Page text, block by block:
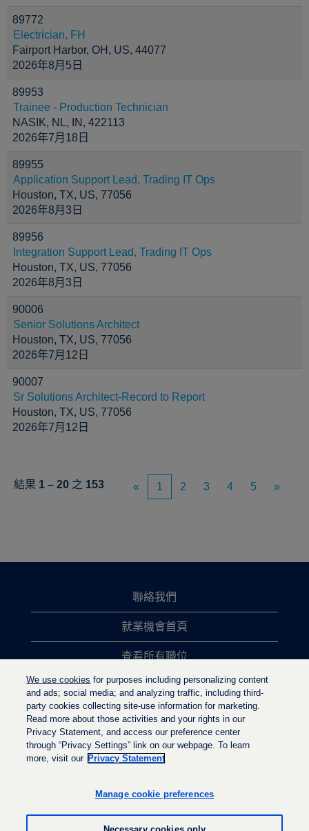
89772
Electrician, FH
Fairport Harbor, OH, US, 44077
2026年8月5日
89953
Trainee - Production Technician
NASIK, NL, IN, 422113
2026年7月18日
89955
Application Support Lead, Trading IT Ops
Houston, TX, US, 77056
2026年8月3日
89956
Integration Support Lead, Trading IT Ops
Houston, TX, US, 77056
2026年8月3日
90006
Senior Solutions Architect
Houston, TX, US, 77056
2026年7月12日
90007
Sr Solutions Architect-Record to Report
Houston, TX, US, 77056
2026年7月12日
結果 1 – 20 之 153 « 1 2 3 4 5 »
聯絡我們
就業機會首頁
查看所有職位
熱門職位搜尋
隱私權政策
的
引
標
的
引
We use cookies for purposes including personalizing content
and ads; social media; and analyzing traffic, including third-
party cookies collecting site-use information for marketing.
Read more about those activities and your rights in our
Privacy Statement, and access our preference center
through “Privacy Settings” link on our webpage. To learn
more, visit our Privacy Statement
Manage cookie preferences